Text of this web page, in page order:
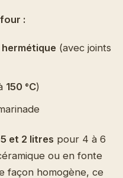
:
hermétique (avec joints
150 °C)
et 2 litres pour 4 à 6
ou en fonte
façon homogène, ce